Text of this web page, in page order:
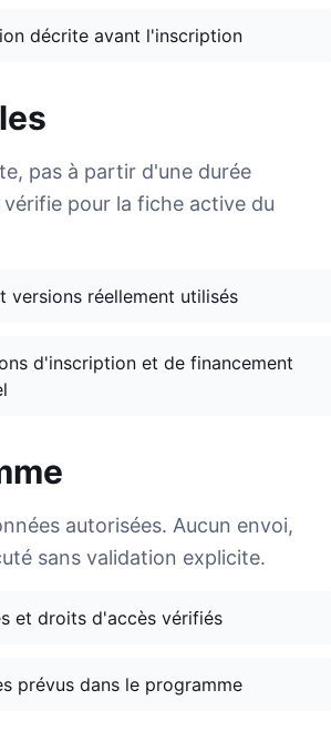
décrite avant l'inscription
pas à partir d'une durée
pour la fiche active du
versions réellement utilisés
d'inscription et de financement
autorisées. Aucun envoi,
sans validation explicite.
et droits d'accès vérifiés
prévus dans le programme